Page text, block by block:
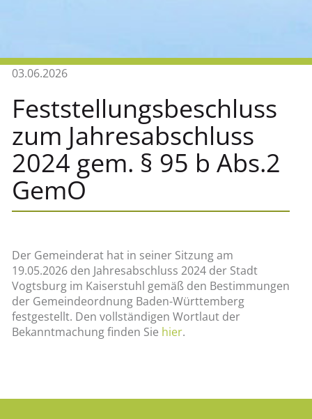
03.06.2026
Feststellungsbeschluss
zum Jahresabschluss
2024 gem. § 95 b Abs.2
GemO
Der Gemeinderat hat in seiner Sitzung am
19.05.2026 den Jahresabschluss 2024 der Stadt
Vogtsburg im Kaiserstuhl gemäß den Bestimmungen
der Gemeindeordnung Baden-Württemberg
festgestellt. Den vollständigen Wortlaut der
Bekanntmachung finden Sie hier.